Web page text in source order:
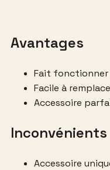
Avantages
Fait fonctionner
Facile à
Accessoire
Inconvénients
Accessoire